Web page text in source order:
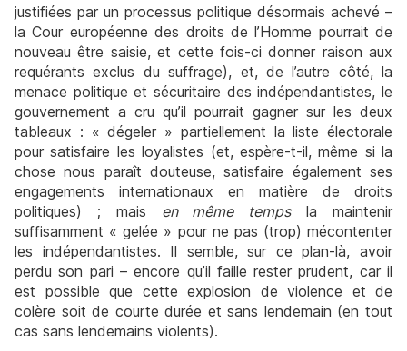
justifiées par un processus politique désormais achevé –
la Cour européenne des droits de l’Homme pourrait de
nouveau être saisie, et cette fois-ci donner raison aux
requérants exclus du suffrage), et, de l’autre côté, la
menace politique et sécuritaire des indépendantistes, le
gouvernement a cru qu’il pourrait gagner sur les deux
tableaux : « dégeler » partiellement la liste électorale
pour satisfaire les loyalistes (et, espère-t-il, même si la
chose nous paraît douteuse, satisfaire également ses
engagements internationaux en matière de droits
politiques) ; mais
en même temps
la maintenir
suffisamment « gelée » pour ne pas (trop) mécontenter
les indépendantistes. Il semble, sur ce plan-là, avoir
perdu son pari – encore qu’il faille rester prudent, car il
est possible que cette explosion de violence et de
colère soit de courte durée et sans lendemain (en tout
cas sans lendemains violents).